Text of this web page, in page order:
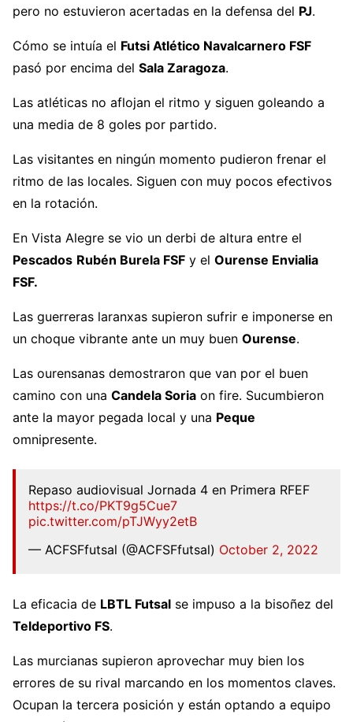
pero no estuvieron acertadas en la defensa del PJ.
Cómo se intuía el Futsi Atlético Navalcarnero FSF
pasó por encima del Sala Zaragoza.
Las atléticas no aflojan el ritmo y siguen goleando a
una media de 8 goles por partido.
Las visitantes en ningún momento pudieron frenar el
ritmo de las locales. Siguen con muy pocos efectivos
en la rotación.
En Vista Alegre se vio un derbi de altura entre el
Pescados Rubén Burela FSF y el Ourense Envialia
FSF.
Las guerreras laranxas supieron sufrir e imponerse en
un choque vibrante ante un muy buen Ourense.
Las ourensanas demostraron que van por el buen
camino con una Candela Soria on fire. Sucumbieron
ante la mayor pegada local y una Peque
omnipresente.
Repaso audiovisual Jornada 4 en Primera RFEF
https://t.co/PKT9g5Cue7
pic.twitter.com/pTJWyy2etB
— ACFSFfutsal (@ACFSFfutsal) October 2, 2022
La eficacia de LBTL Futsal se impuso a la bisoñez del
Teldeportivo FS.
Las murcianas supieron aprovechar muy bien los
errores de su rival marcando en los momentos claves.
Ocupan la tercera posición y están optando a equipo